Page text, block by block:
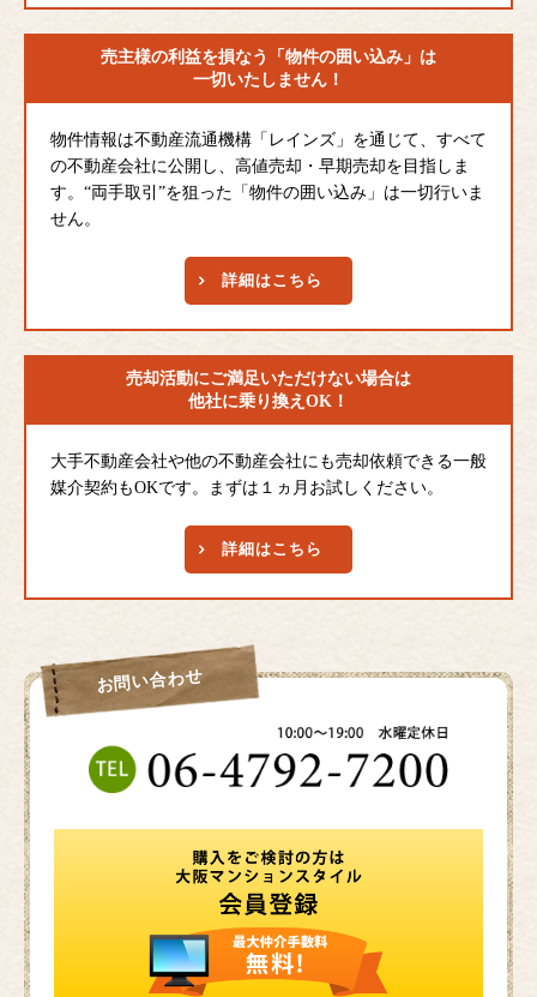
売主様の利益を損なう
「物件の囲い込み」は
一切いたしません！
物件情報は不動産流通機構「レインズ」を通じて、すべて
の不動産会社に公開し、高値売却・早期売却を目指しま
す。“両手取引”を狙った「物件の囲い込み」は一切行いま
せん。
詳細はこちら
売却活動にご満足いただけない場合は
他社に乗り換えOK！
大手不動産会社や他の不動産会社にも売却依頼できる一般
媒介契約もOKです。まずは１ヵ月お試しください。
詳細はこちら
お問い合わせ